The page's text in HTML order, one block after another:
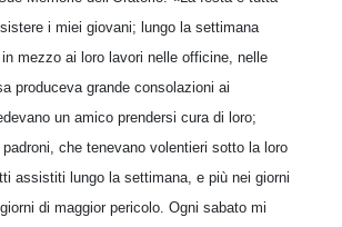
i miei giovani; lungo la settimana
mezzo ai loro lavori nelle officine, nelle
produceva grande consolazioni ai
un amico prendersi cura di loro;
che tenevano volentieri sotto la loro
assistiti lungo la settimana, e più nei giorni
di maggior pericolo. Ogni sabato mi